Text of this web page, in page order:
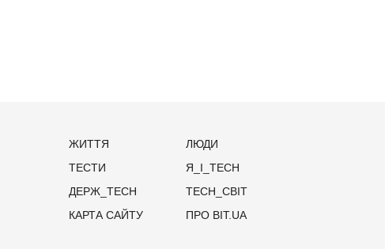
ЖИТТЯ
ЛЮДИ
ТЕСТИ
Я_І_TECH
ДЕРЖ_TECH
TECH_СВІТ
КАРТА САЙТУ
ПРО BIT.UA